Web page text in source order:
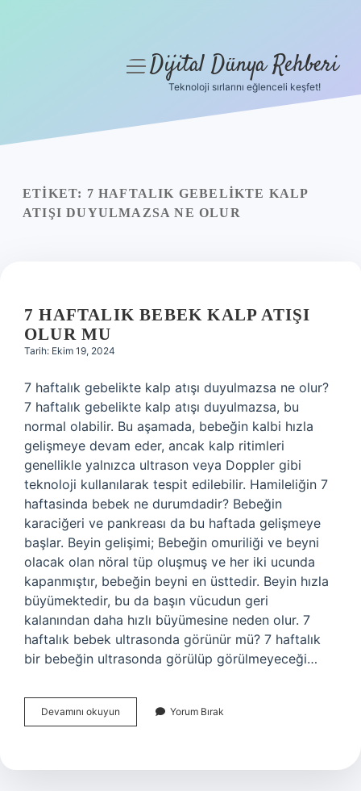
Yasal Uyarı
menüyüDijital Dünya Rehberi
Teknoloji sırlarını eğlenceli keşfet!
ETIKET: 7 HAFTALIK GEBELIKTE KALP
ATIŞI DUYULMAZSA NE OLUR
7 HAFTALIK BEBEK KALP ATIŞI
OLUR MU
Tarih: Ekim 19, 2024
7 haftalık gebelikte kalp atışı duyulmazsa ne olur?
7 haftalık gebelikte kalp atışı duyulmazsa, bu
normal olabilir. Bu aşamada, bebeğin kalbi hızla
gelişmeye devam eder, ancak kalp ritimleri
genellikle yalnızca ultrason veya Doppler gibi
teknoloji kullanılarak tespit edilebilir. Hamileliğin 7
haftasinda bebek ne durumdadir? Bebeğin
karaciğeri ve pankreası da bu haftada gelişmeye
başlar. Beyin gelişimi; Bebeğin omuriliği ve beyni
olacak olan nöral tüp oluşmuş ve her iki ucunda
kapanmıştır, bebeğin beyni en üsttedir. Beyin hızla
büyümektedir, bu da başın vücudun geri
kalanından daha hızlı büyümesine neden olur. 7
haftalık bebek ultrasonda görünür mü? 7 haftalık
bir bebeğin ultrasonda görülüp görülmeyeceği…
Devamını okuyun
Haftalık
Atışı
Yorum Bırak